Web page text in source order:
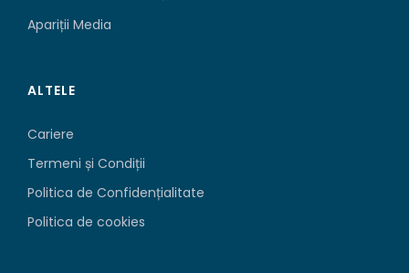
Apariții Media
ALTELE
Cariere
Termeni și Condiții
Politica de Confidențialitate
Politica de cookies